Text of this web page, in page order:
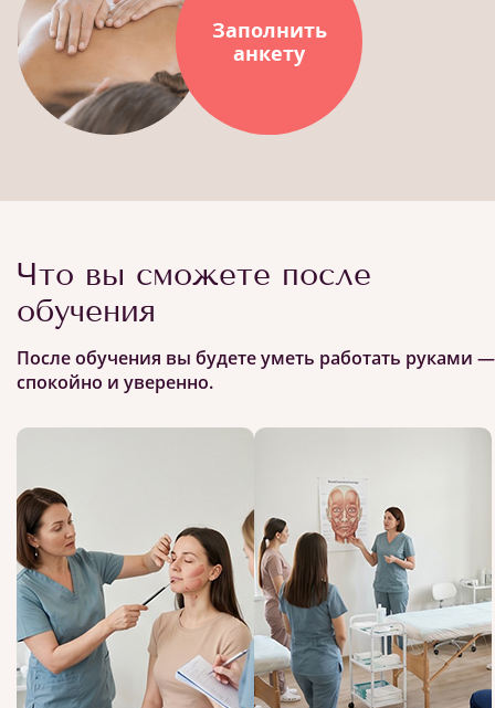
Заполнить
анкету
Что вы сможете после
обучения
После обучения вы будете уметь работать руками —
спокойно и уверенно.